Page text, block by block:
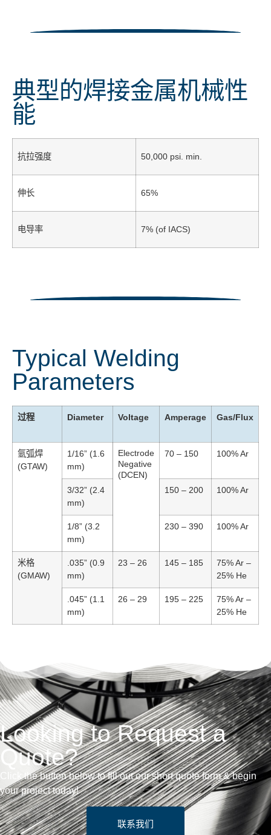
典型的焊接金属机械性
能
抗拉强度 50,000 psi. min.
伸长 65%
电导率 7% (of IACS)
Typical Welding
Parameters
过程 Diameter Voltage Amperage Gas/Flux
氩弧焊
(GTAW)
1/16” (1.6
mm)
Electrode
Negative
(DCEN)
70 – 150 100% Ar
3/32” (2.4
mm)
150 – 200 100% Ar
1/8” (3.2
mm)
230 – 390 100% Ar
米格
(GMAW)
.035” (0.9
mm)
23 – 26 145 – 185
75% Ar –
25% He
.045” (1.1
mm)
26 – 29 195 – 225
75% Ar –
25% He
Looking to Request a
Quote?
Click the button below to fill out our short quote form & begin
your project today!
联系我们